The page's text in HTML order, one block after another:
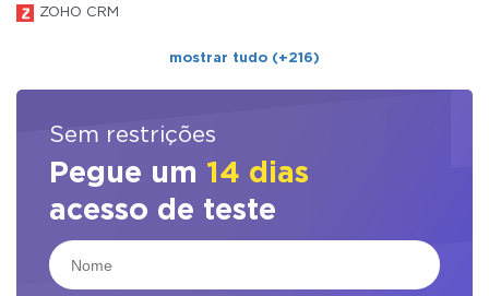
ZOHO CRM
mostrar tudo (+216)
Sem restrições
Pegue um 14 dias
acesso de teste